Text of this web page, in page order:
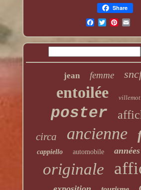
Share
jean femme
entoilée villemot
poster
circa ancienne
cappiello automobile années
originale